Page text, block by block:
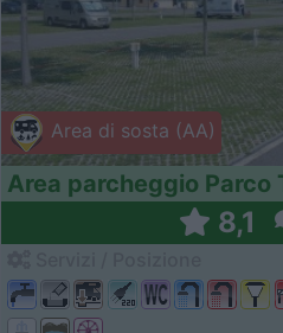
Area di sosta (AA)
Area parcheggio Parco
8,1